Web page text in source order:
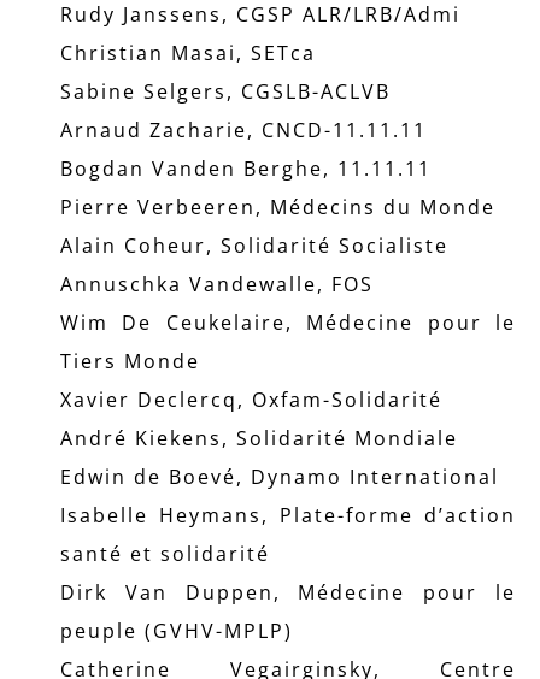
Rudy Janssens, CGSP ALR/LRB/Admi
Christian Masai, SETca
Sabine Selgers, CGSLB-ACLVB
Arnaud Zacharie, CNCD-11.11.11
Bogdan Vanden Berghe, 11.11.11
Pierre Verbeeren, Médecins du Monde
Alain Coheur, Solidarité Socialiste
Annuschka Vandewalle, FOS
Wim De Ceukelaire, Médecine pour le
Tiers Monde
Xavier Declercq, Oxfam-Solidarité
André Kiekens, Solidarité Mondiale
Edwin de Boevé, Dynamo International
Isabelle Heymans, Plate-forme d’action
santé et solidarité
Dirk Van Duppen, Médecine pour le
peuple (GVHV-MPLP)
Catherine Vegairginsky, Centre